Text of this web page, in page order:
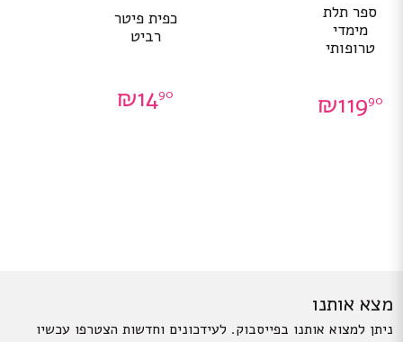
ספר תלת
מימדי
טרופותי
₪11990
כפית פיטר
רביט
₪1490
מצא אותנו
ניתן למצוא אותנו בפייסבוק. לעידכונים וחדשות הצטרפו עכשיו